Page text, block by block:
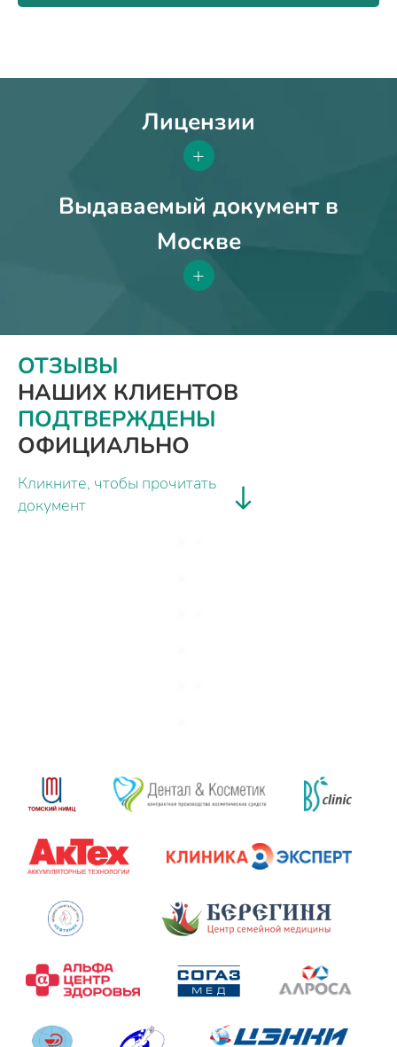
Лицензии
+
Выдаваемый документ в
Москве
+
ОТЗЫВЫ
НАШИХ КЛИЕНТОВ
ПОДТВЕРЖДЕНЫ
ОФИЦИАЛЬНО
Кликните, чтобы прочитать
документ